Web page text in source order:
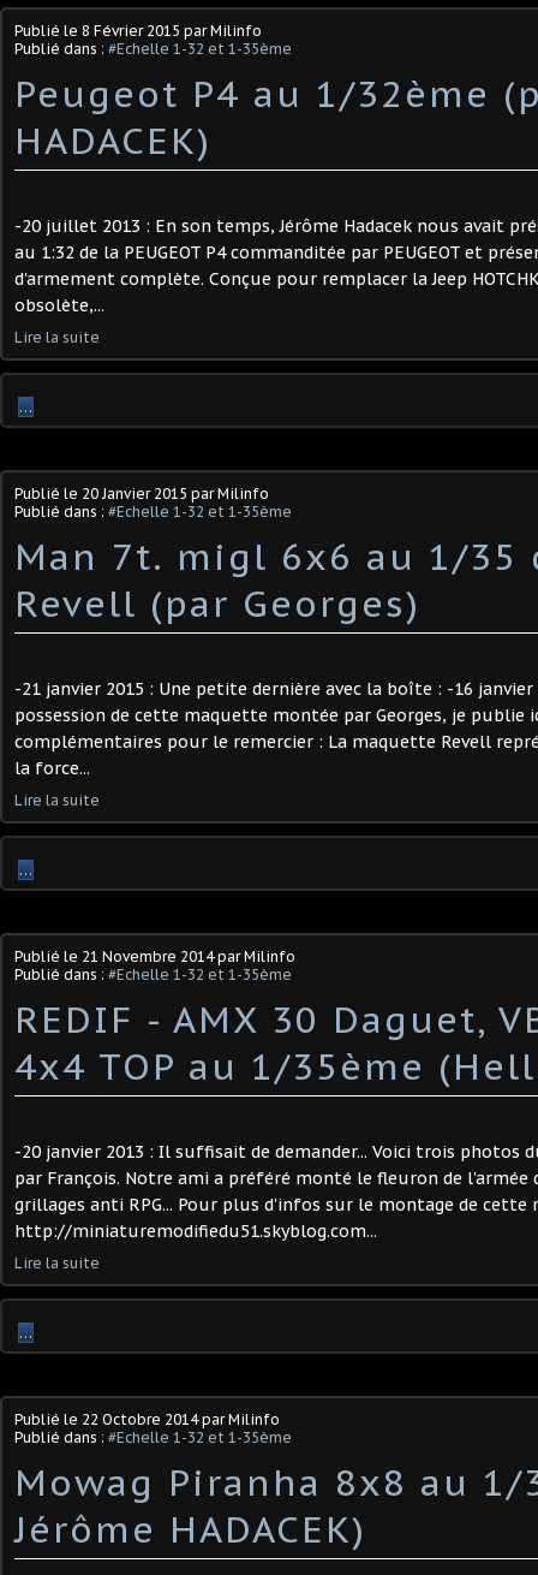
Publié le 8 Février 2015 par Milinfo
Publié dans : #Echelle 1-32 et 1-35ème
Peugeot P4 au 1/32ème
HADACEK)
-20 juillet 2013 : En son temps, Jérôme Hadacek nous avait
au 1:32 de la PEUGEOT P4 commanditée par PEUGEOT et
d'armement complète. Conçue pour remplacer la Jeep
obsolète,...
Lire la suite
…
Publié le 20 Janvier 2015 par Milinfo
Publié dans : #Echelle 1-32 et 1-35ème
Man 7t. migl 6x6 au 1/35
Revell (par Georges)
-21 janvier 2015 : Une petite dernière avec la boîte : -16 janvier
possession de cette maquette montée par Georges, je publie
complémentaires pour le remercier : La maquette Revell
la force...
Lire la suite
…
Publié le 21 Novembre 2014par Milinfo
Publié dans : #Echelle 1-32 et 1-35ème
REDIF - AMX 30 Daguet,
4x4 TOP au 1/35ème
-20 janvier 2013 : Il suffisait de demander... Voici trois photos
par François. Notre ami a préféré monté le fleuron de l'armée
grillages anti RPG... Pour plus d'infos sur le montage de cette
http://miniaturemodifiedu51.skyblog.com...
Lire la suite
…
Publié le 22 Octobre 2014par Milinfo
Publié dans : #Echelle 1-32 et 1-35ème
Mowag Piranha 8x8 au 1/
Jérôme HADACEK)